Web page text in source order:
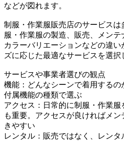
などが図れます。
制服・作業服販売店のサービスは
服・作業服の製造、販売、メン
カラーバリエーションなどの違
ズに応じた最適なサービスを選択
サービスや事業者選びの観点
機能：どんなシーンで着用する
付属機能の種類で選ぶ
アクセス：日常的に制服・作業服
も重要。アクセスが良ければメ
きやすい
レンタル：販売ではなく、レン